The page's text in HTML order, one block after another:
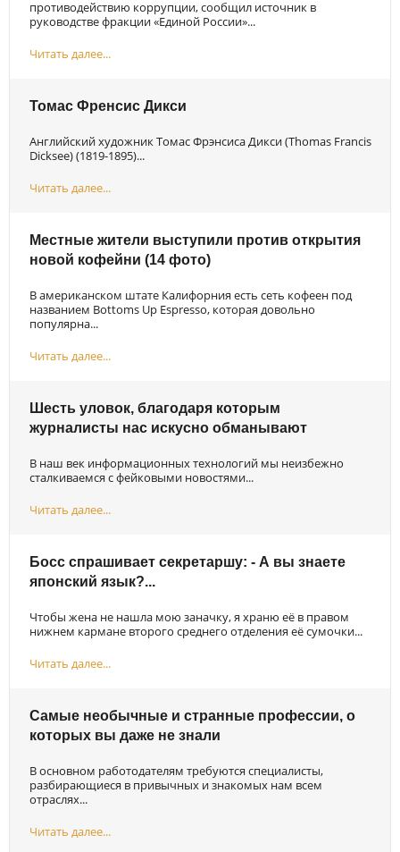
противодействию коррупции, сообщил источник в
руководстве фракции «Единой России»...
Читать далее...
Томас Френсис Дикси
Английский художник Томас Фрэнсиса Дикси (Thomas Francis
Dicksee) (1819-1895)...
Читать далее...
Местные жители выступили против открытия
новой кофейни (14 фото)
В американском штате Калифорния есть сеть кофеен под
названием Bottoms Up Espresso, которая довольно
популярна...
Читать далее...
Шесть уловок, благодаря которым
журналисты нас искусно обманывают
В наш век информационных технологий мы неизбежно
сталкиваемся с фейковыми новостями...
Читать далее...
Босс спрашивает секретаршу: - А вы знаете
японский язык?...
Чтобы жена не нашла мою заначку, я храню её в правом
нижнем кармане второго среднего отделения её сумочки...
Читать далее...
Самые необычные и странные профессии, о
которых вы даже не знали
В основном работодателям требуются специалисты,
разбирающиеся в привычных и знакомых нам всем
отраслях...
Читать далее...